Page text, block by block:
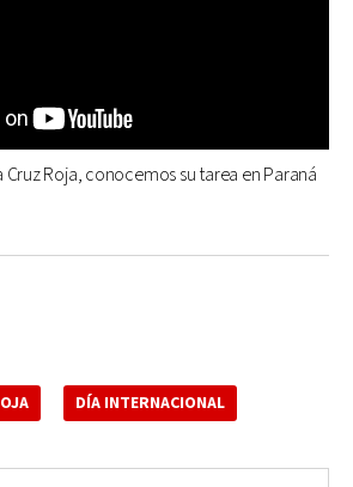
Cruz Roja, conocemos su tarea en Paraná
DÍA INTERNACIONAL